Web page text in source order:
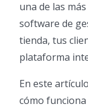
una de las
software de
tienda, tus
plataforma
En este
cómo funciona